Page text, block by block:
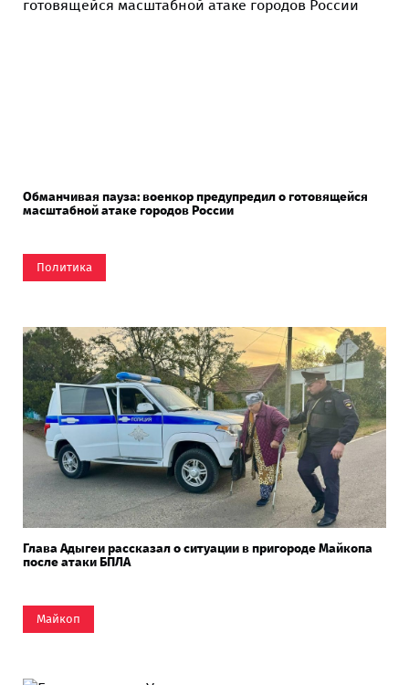
Обманчивая пауза: военкор предупредил о готовящейся
масштабной атаке городов России
Политика
Глава Адыгеи рассказал о ситуации в пригороде Майкопа
после атаки БПЛА
Майкоп